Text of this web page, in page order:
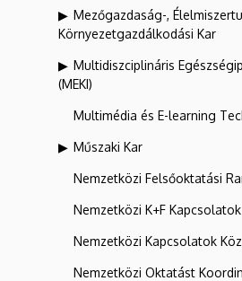
Mezőgazdaság-,
Környezetgazdálkodási Kar
Multidiszciplináris
(MEKI)
Multimédia és E-learning
Műszaki Kar
Nemzetközi Felsőoktatási
Nemzetközi K+F
Nemzetközi Kapcsolatok
Nemzetközi Oktatást